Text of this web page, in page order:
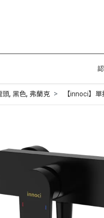
頭, 黑色, 弗蘭克 【innoci】